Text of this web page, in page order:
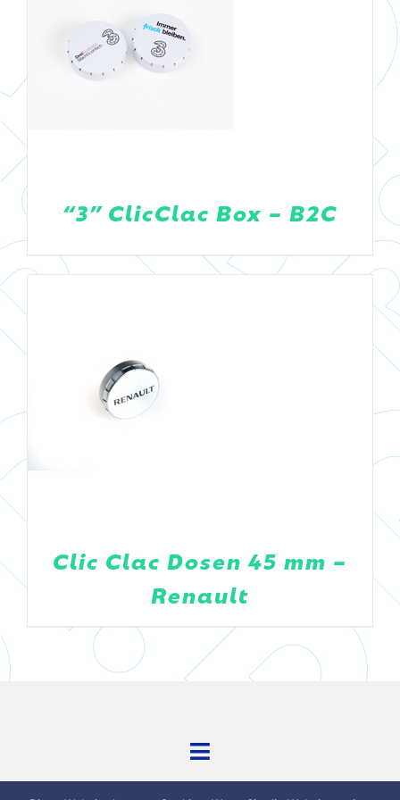
“3” ClicClac Box – B2C
Clic Clac Dosen 45 mm –
Renault
Toggle
Navigation